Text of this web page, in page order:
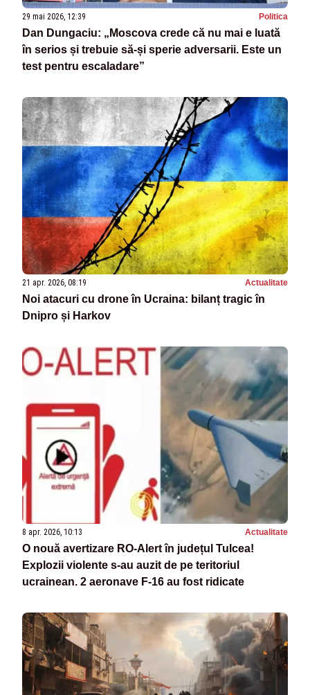
29 mai 2026, 12:39 Politica
Dan Dungaciu: „Moscova crede că nu mai e luată
în serios și trebuie să-și sperie adversarii. Este un
test pentru escaladare”
21 apr. 2026, 08:19 Actualitate
Noi atacuri cu drone în Ucraina: bilanț tragic în
Dnipro și Harkov
8 apr. 2026, 10:13 Actualitate
O nouă avertizare RO-Alert în județul Tulcea!
Explozii violente s-au auzit de pe teritoriul
ucrainean. 2 aeronave F-16 au fost ridicate